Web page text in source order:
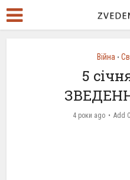
Війна •
5
4 роки ago Add